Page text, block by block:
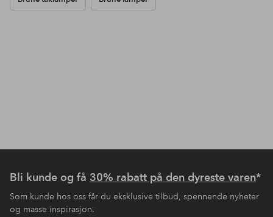
Bli kunde og få 30% rabatt på den dyreste varen*
Som kunde hos oss får du eksklusive tilbud, spennende nyheter
og masse inspirasjon.